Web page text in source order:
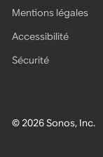
© 2026 Sonos, Inc.
Mentions légales
Accessibilité
Sécurité